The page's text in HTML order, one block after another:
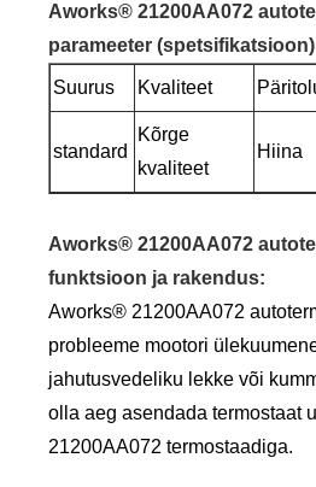
Aworks® 21200AA072
parameeter (spetsifikatsioon)
Suurus Kvaliteet
standard
Kõrge
kvaliteet
Hiina
Aworks® 21200AA072
funktsioon ja rakendus:
Aworks® 21200AA072
probleeme mootori
jahutusvedeliku lekke või
olla aeg asendada termostaat
21200AA072 termostaadiga.